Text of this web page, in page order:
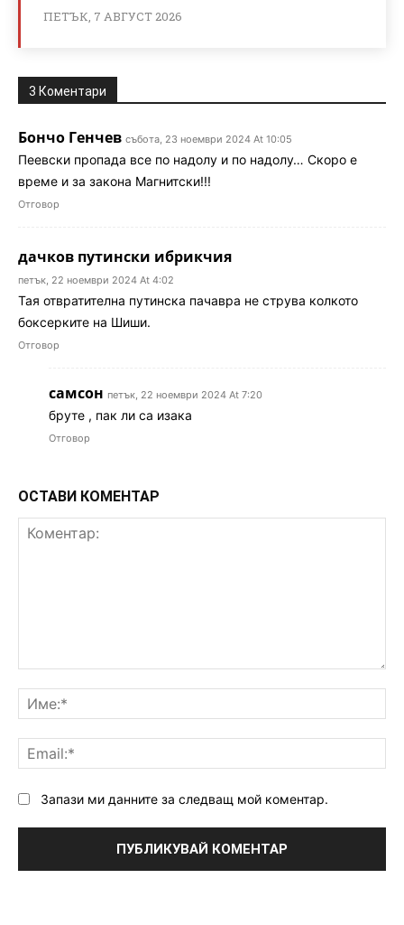
ПЕТЪК, 7 АВГУСТ 2026
3 Коментари
Бончо Генчев събота, 23 ноември 2024 At 10:05
Пеевски пропада все по надолу и по надолу… Скоро е
време и за закона Магнитски!!!
Отговор
дачков путински ибрикчия
петък, 22 ноември 2024 At 4:02
Тая отвратителна путинска пачавра не струва колкото
боксерките на Шиши.
Отговор
самсон петък, 22 ноември 2024 At 7:20
бруте , пак ли са изака
Отговор
ОСТАВИ КОМЕНТАР
Запази ми данните за следващ мой коментар.